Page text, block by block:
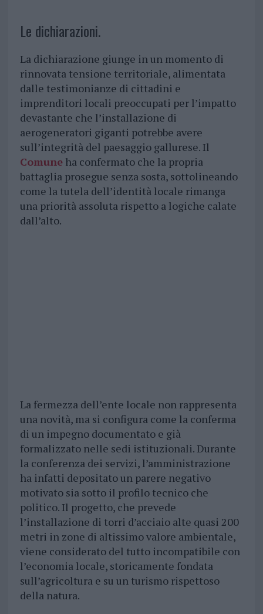
Le dichiarazioni.
La dichiarazione giunge in un momento di
rinnovata tensione territoriale, alimentata
dalle testimonianze di cittadini e
imprenditori locali preoccupati per l’impatto
devastante che l’installazione di
aerogeneratori giganti potrebbe avere
sull’integrità del paesaggio gallurese. Il
Comuneha confermato che la propria
battaglia prosegue senza sosta, sottolineando
come la tutela dell’identità locale rimanga
una priorità assoluta rispetto a logiche calate
dall’alto.
La fermezza dell’ente locale non rappresenta
una novità, ma si configura come la conferma
di un impegno documentato e già
formalizzato nelle sedi istituzionali. Durante
la conferenza dei servizi, l’amministrazione
ha infatti depositato un parere negativo
motivato sia sotto il profilo tecnico che
politico. Il progetto, che prevede
l’installazione di torri d’acciaio alte quasi 200
metri in zone di altissimo valore ambientale,
viene considerato del tutto incompatibile con
l’economia locale, storicamente fondata
sull’agricoltura e su un turismo rispettoso
della natura.